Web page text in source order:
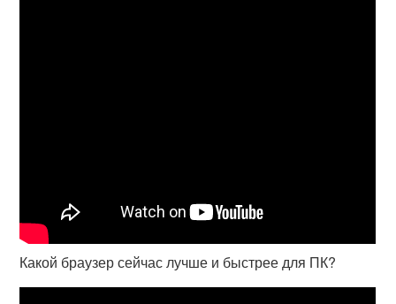
Какой браузер сейчас лучше и быстрее для ПК?